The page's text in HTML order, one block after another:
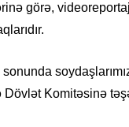
görə,
sonunda
Komitəsinə